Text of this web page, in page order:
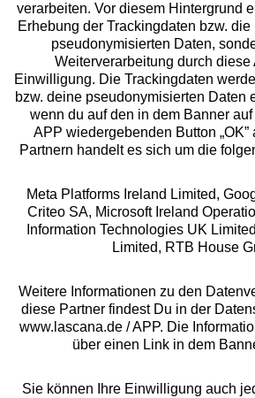
Beratung
Über uns
Rechtliches
Alle Preise inkl. MwSt., zzgl.
Versandkosten
** Bonität vorausgesetzt, berechtigt zur
verarbeiten. Vor diesem Hintergrund
Erhebung der Trackingdaten bzw.
pseudonymisierten Daten,
Weiterverarbeitung durch diese
Einwilligung. Die Trackingdaten
bzw. deine pseudonymisierten Daten
wenn du auf den in dem Banner
APP wiedergebenden Button
Partnern handelt es sich um die
Meta Platforms Ireland Limited,
Criteo SA, Microsoft Ireland
Information Technologies UK
Limited, RTB House
Weitere Informationen zu den
diese Partner findest Du in der
www.lascana.de / APP. Die
über einen Link in dem
Sie können Ihre Einwilligung auch